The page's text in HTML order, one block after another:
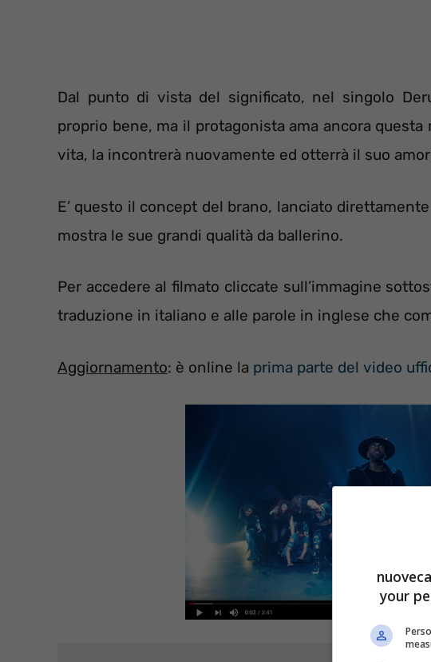
Dal punto di vista del significato, nel singolo
proprio bene, ma il protagonista ama ancora questa
vita, la incontrerà nuovamente ed otterrà il suo
E’ questo il concept del brano, lanciato
mostra le sue grandi qualità da ballerino.
Per accedere al filmato cliccate sull’immagine
traduzione in italiano e alle parole in inglese che
Aggiornamento: è online la prima parte del video
your